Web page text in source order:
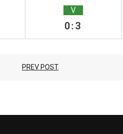
V
0:3
PREV POST